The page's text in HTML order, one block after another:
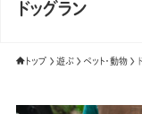
ドッグラン
トップ 遊ぶ ペット・動物